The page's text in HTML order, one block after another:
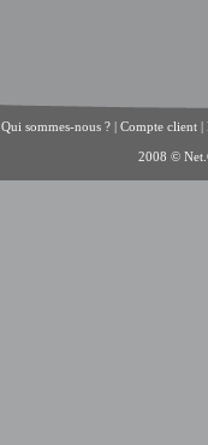
Qui sommes-nous ?| Compte client |
2008 ©